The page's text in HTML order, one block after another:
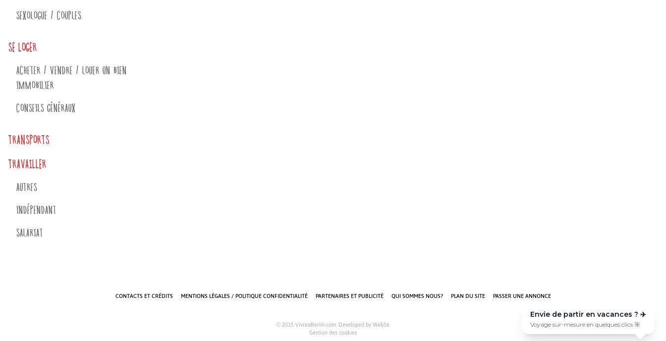
SEXOLOGUE / COUPLES
SE LOGER
ACHETER / VENDRE / LOUER UN BIEN
IMMOBILIER
CONSEILS GÉNÉRAUX
TRANSPORTS
TRAVAILLER
AUTRES
INDÉPENDANT
SALARIAT
CONTACTS ET CRÉDITS MENTIONS LÉGALES / POLITIQUE CONFIDENTIALITÉ PARTENAIRES ET PUBLICITÉ QUI SOMMES NOUS? PLAN DU SITE PASSER UNE ANNONCE
© 2015 VivreaBerlin.com. Developed by Web56
Gestion des cookies
Envie de partir en vacances ? ✈️
Voyage sur-mesure en quelques clics 🎯